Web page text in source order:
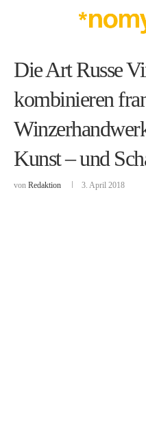
Die Art Russe
kombinieren
Kunst – und
von Redaktion 3. April 2018